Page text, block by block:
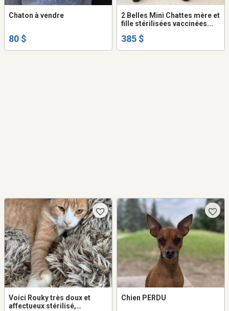
Chaton à vendre
80 $
2 Belles Mini Chattes mère et
fille stérilisées vaccinées...
385 $
Voici Rouky très doux et
affectueux stérilisé,
Chien PERDU